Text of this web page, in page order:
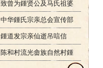
致曾为鍾贤公及马氏祖婆
中华鍾氏宗亲总会宣传部
鍾道发宗亲仙逝吊唁信
陈和村流光畲族自然村鍾